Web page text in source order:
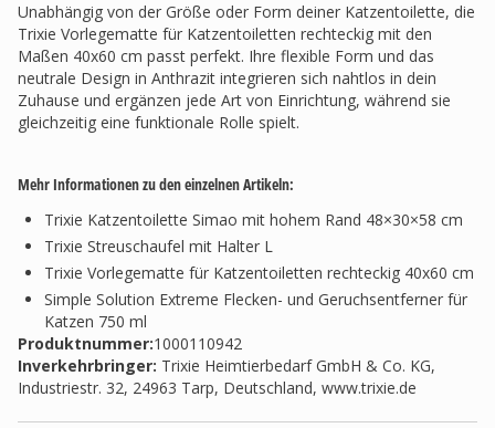
Unabhängig von der Größe oder Form deiner Katzentoilette, die
Trixie Vorlegematte für Katzentoiletten rechteckig mit den
Maßen 40x60 cm passt perfekt. Ihre flexible Form und das
neutrale Design in Anthrazit integrieren sich nahtlos in dein
Zuhause und ergänzen jede Art von Einrichtung, während sie
gleichzeitig eine funktionale Rolle spielt.
Mehr Informationen zu den einzelnen Artikeln:
Trixie Katzentoilette Simao mit hohem Rand 48×30×58 cm
Trixie Streuschaufel mit Halter L
Trixie Vorlegematte für Katzentoiletten rechteckig 40x60 cm
Simple Solution Extreme Flecken- und Geruchsentferner für
Katzen 750 ml
Produktnummer:1000110942
Inverkehrbringer: Trixie Heimtierbedarf GmbH & Co. KG,
Industriestr. 32, 24963 Tarp, Deutschland, www.trixie.de